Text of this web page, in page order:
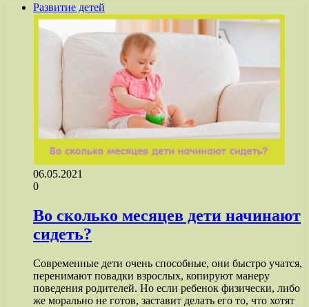
Развитие детей
06.05.2021
0
Во сколько месяцев дети начинают
сидеть?
Современные дети очень способные, они быстро учатся,
перенимают повадки взрослых, копируют манеру
поведения родителей. Но если ребенок физически, либо
же морально не готов, заставит делать его то, что хотят